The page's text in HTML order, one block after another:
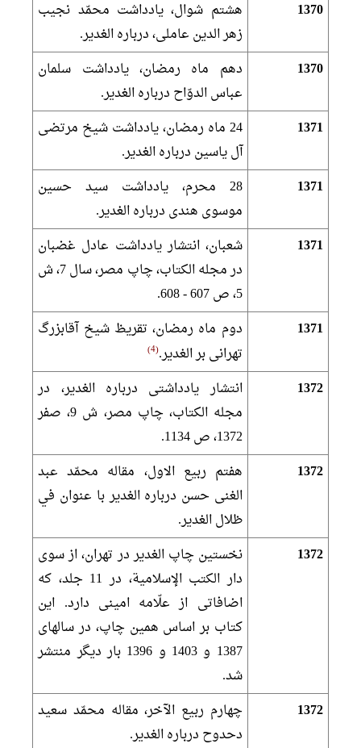
1370
هشتم شوال، يادداشت محمّد نجيب
زهر الدين عاملى، درباره الغدير.
1370
دهم ماه رمضان، يادداشت سلمان
عباس الدوّاح درباره الغدير.
1371
24 ماه رمضان، يادداشت شيخ مرتضى
آل ياسين درباره الغدير.
1371
28 محرم، يادداشت سيد حسين
موسوى هندى درباره الغدير.
1371
شعبان، انتشار يادداشت عادل غضبان
در مجله الكتاب، چاپ مصر، سال 7، ش
5، ص 607 - 608.
1371
دوم ماه رمضان، تقريظ شيخ آقابزرگ
تهرانى بر الغدير.4
1372
انتشار يادداشتى درباره الغدير، در
مجله الكتاب، چاپ مصر، ش 9، صفر
1372، ص 1134.
1372
هفتم ربيع الاول، مقاله محمّد عبد
الغنى حسن درباره الغدير با عنوان في
ظلال الغدير.
1372
نخستين چاپ الغدير در تهران، از سوى
دار الكتب الإسلامية، در 11 جلد، كه
اضافاتى از علّامه امينى دارد. اين
كتاب بر اساس همين چاپ، در سال‏هاى
1387 و 1403 و 1396 بار ديگر منتشر
شد.
1372
چهارم ربيع الآخر، مقاله محمّد سعيد
دحدوح درباره الغدير.